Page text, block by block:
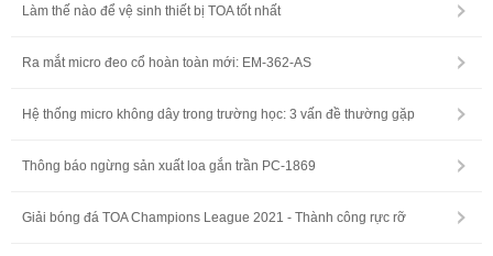
Làm thế nào để vệ sinh thiết bị TOA tốt nhất
Ra mắt micro đeo cổ hoàn toàn mới: EM-362-AS
Hệ thống micro không dây trong trường học: 3 vấn đề thường gặp
Thông báo ngừng sản xuất loa gắn trần PC-1869
Giải bóng đá TOA Champions League 2021 - Thành công rực rỡ